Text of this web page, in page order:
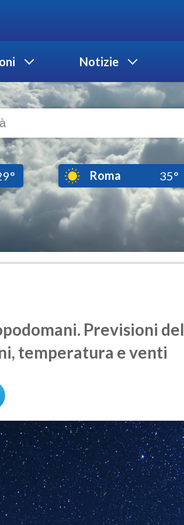
Notizie
Roma 35°
Previsioni del
temperatura e venti